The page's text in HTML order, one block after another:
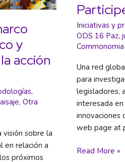
y
acción
,
, Otra
visión sobre la
en relación a
próximos
Iniciativas y
ODS 16 Paz,
Commonomia
Una red
para
legisladores,
interesada
innovaciones
web page at
Participedia
Read More »